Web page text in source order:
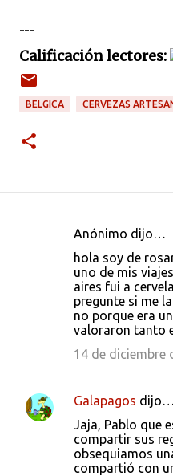
---
Calificación lectores:
BELGICA CERVEZAS
r
Anónimo dijo…
hola soy de
uno de mis
aires fui a
pregunte si me
no porque era
valoraron tanto
14 de diciembre
Galapagos dijo…
Jaja, Pablo que
compartir sus
obsequiamos
compartió con